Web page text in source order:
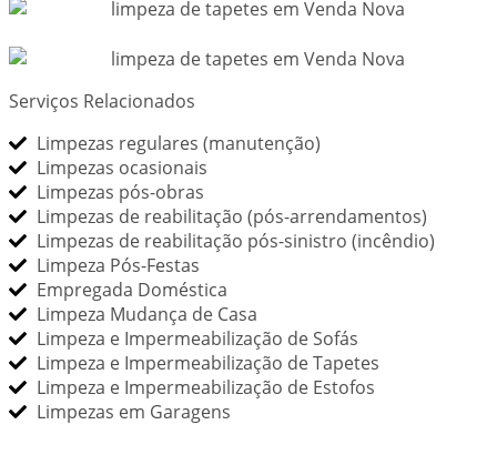
Serviços Relacionados
Limpezas regulares (manutenção)
Limpezas ocasionais
Limpezas pós-obras
Limpezas de reabilitação (pós-arrendamentos)
Limpezas de reabilitação pós-sinistro (incêndio)
Limpeza Pós-Festas
Empregada Doméstica
Limpeza Mudança de Casa
Limpeza e Impermeabilização de Sofás
Limpeza e Impermeabilização de Tapetes
Limpeza e Impermeabilização de Estofos
Limpezas em Garagens